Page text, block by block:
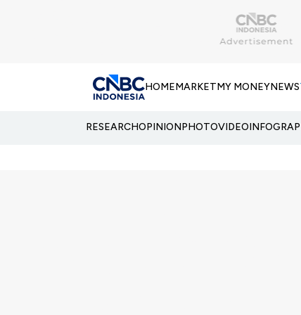
HOMEMARKETMY MONEYNEWS
RESEARCHOPINIONPHOTOVIDEO